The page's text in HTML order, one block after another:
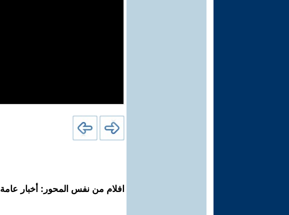
افلام من نفس المحور: أخبار عامة